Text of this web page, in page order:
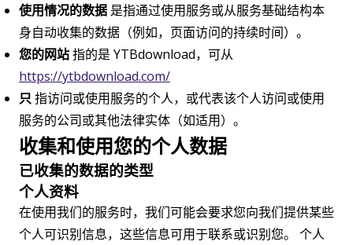
使用情况的数据 是指通过使用服务或从服务基础结构本
身自动收集的数据（例如，页面访问的持续时间）。
您的网站指的是 YTBdownload，可从
https://ytbdownload.com/
只 指访问或使用服务的个人，或代表该个人访问或使用
服务的公司或其他法律实体（如适用）。
收集和使用您的个人数据
已收集的数据的类型
个人资料
在使用我们的服务时，我们可能会要求您向我们提供某些
个人可识别信息，这些信息可用于联系或识别您。 个人